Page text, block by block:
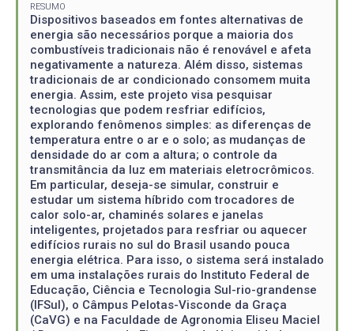
RESUMO
Dispositivos baseados em fontes alternativas de
energia são necessários porque a maioria dos
combustíveis tradicionais não é renovável e afeta
negativamente a natureza. Além disso, sistemas
tradicionais de ar condicionado consomem muita
energia. Assim, este projeto visa pesquisar
tecnologias que podem resfriar edifícios,
explorando fenômenos simples: as diferenças de
temperatura entre o ar e o solo; as mudanças de
densidade do ar com a altura; o controle da
transmitância da luz em materiais eletrocrômicos.
Em particular, deseja-se simular, construir e
estudar um sistema híbrido com trocadores de
calor solo-ar, chaminés solares e janelas
inteligentes, projetados para resfriar ou aquecer
edifícios rurais no sul do Brasil usando pouca
energia elétrica. Para isso, o sistema será instalado
em uma instalações rurais do Instituto Federal de
Educação, Ciência e Tecnologia Sul-rio-grandense
(IFSul), o Câmpus Pelotas-Visconde da Graça
(CaVG) e na Faculdade de Agronomia Eliseu Maciel